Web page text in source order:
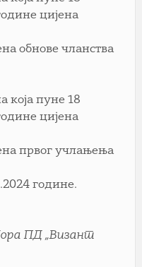
цијена
обнове чланства
која пуне 18
цијена
првог учлањења
године.
ПД „Визант